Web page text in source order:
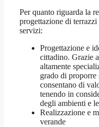
Per quanto riguarda la
progettazione di
servizi:
Progettazione e
cittadino. Grazie
altamente
grado di proporre
consentano di
tenendo in
degli ambienti e
Realizzazione e
verande